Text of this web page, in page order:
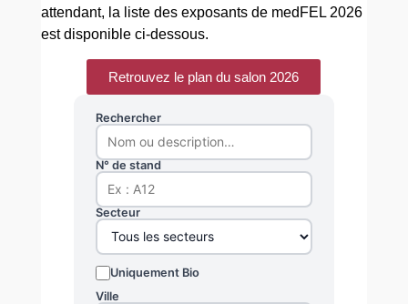
attendant, la liste des exposants de medFEL 2026
est disponible ci-dessous.
Retrouvez le plan du salon 2026
Rechercher
N° de stand
Secteur
Uniquement Bio
Ville